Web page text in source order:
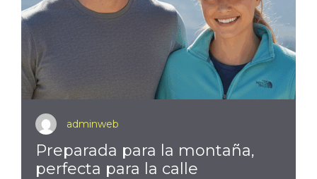
adminweb
Preparada para la montaña,
perfecta para la calle